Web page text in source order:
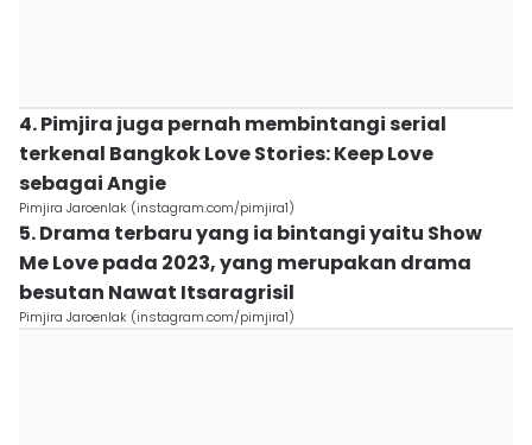
4. Pimjira juga pernah membintangi serial
terkenal Bangkok Love Stories: Keep Love
sebagai Angie
Pimjira Jaroenlak (instagram.com/pimjira1)
5. Drama terbaru yang ia bintangi yaitu Show
Me Love pada 2023, yang merupakan drama
besutan Nawat Itsaragrisil
Pimjira Jaroenlak (instagram.com/pimjira1)